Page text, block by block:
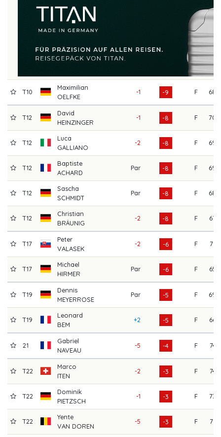
T10
Maximilian
OELFKE
-1 -9 F 68
T12
David
HEINZINGER
-1 -8 F 70
T12
Luca
GALLIANO
-2 -8 F 69
T12
Baptiste
ACHARD
Par -8 F 69
T12
Sascha
SCHMIDT
Par -8 F 68
T12
Christian
BRÄUNIG
-2 -8 F 67
T17
Peter
VALASEK
-2 -6 F 71
T17
Michael
HIRMER
Par -6 F 65
T19
Dennis
MEYERROSE
Par -5 F 69
T19
Leonard
BEM
+2 -5 F 66
21
Gabriel
NAVEAU
-5 -4 F 74
T22
Marco
ITEN
-2 -3 F 74
T22
Dominik
PIETZSCH
-1 -3 F 73
T22
Yente
VAN DOREN
-5 -3 F 71